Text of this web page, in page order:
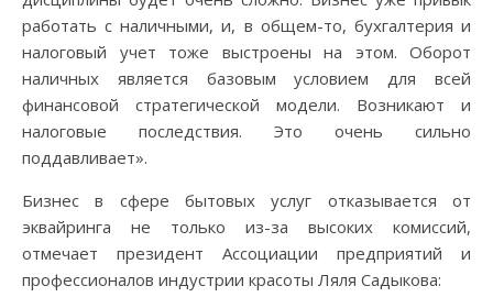
работать с наличными, и, в общем-то, бухгалтерия и
налоговый учет тоже выстроены на этом. Оборот
наличных является базовым условием для всей
финансовой стратегической модели. Возникают и
налоговые последствия. Это очень сильно
поддавливает».
Бизнес в сфере бытовых услуг отказывается от
эквайринга не только из-за высоких комиссий,
отмечает президент Ассоциации предприятий и
профессионалов индустрии красоты Ляля Садыкова: